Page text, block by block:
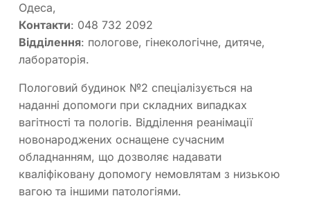
Одеса,
Контакти: 048 732 2092
Відділення: пологове, гінекологічне, дитяче,
лабораторія.
Пологовий будинок №2 спеціалізується на
наданні допомоги при складних випадках
вагітності та пологів. Відділення реанімації
новонароджених оснащене сучасним
обладнанням, що дозволяє надавати
кваліфіковану допомогу немовлятам з низькою
вагою та іншими патологіями.